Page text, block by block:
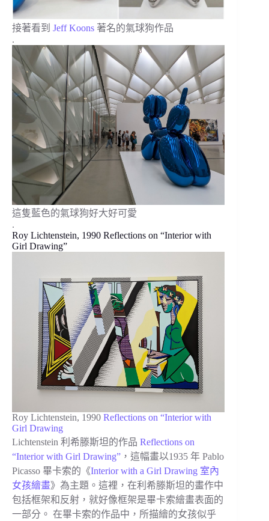
接著看到 Jeff Koons 著名的氣球狗作品
.
這隻藍色的氣球狗好大好可愛
.
Roy Lichtenstein, 1990 Reflections on “Interior with
Girl Drawing”
Roy Lichtenstein, 1990 Reflections on “Interior with
Girl Drawing
Lichtenstein 利希滕斯坦的作品 Reflections on
“Interior with Girl Drawing” ，這幅畫以1935 年 Pablo
Picasso 畢卡索的《Interior with a Girl Drawing 室內
女孩繪畫》為主題。這裡，在利希滕斯坦的畫作中
包括框架和反射，就好像框架是畢卡索繪畫表面的
一部分。 在畢卡索的作品中，所描繪的女孩似乎